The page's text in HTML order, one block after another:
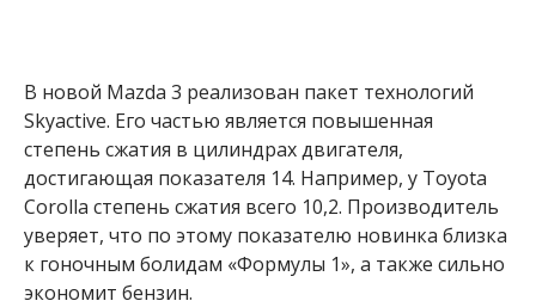
В новой Mazda 3 реализован пакет технологий
Skyactive. Его частью является повышенная
степень сжатия в цилиндрах двигателя,
достигающая показателя 14. Например, у Toyota
Corolla степень сжатия всего 10,2. Производитель
уверяет, что по этому показателю новинка близка
к гоночным болидам «Формулы 1», а также сильно
экономит бензин.